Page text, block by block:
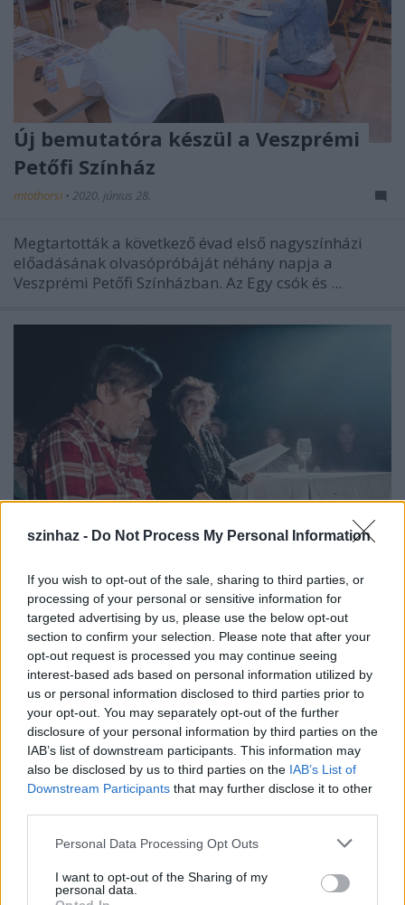
szinhaz - Do Not Process My Personal Information
If you wish to opt-out of the sale, sharing to third parties, or
processing of your personal or sensitive information for
targeted advertising by us, please use the below opt-out
section to confirm your selection. Please note that after your
opt-out request is processed you may continue seeing
interest-based ads based on personal information utilized by
us or personal information disclosed to third parties prior to
your opt-out. You may separately opt-out of the further
disclosure of your personal information by third parties on the
IAB’s list of downstream participants. This information may
also be disclosed by us to third parties on the IAB’s List of
Downstream Participants that may further disclose it to other
Please note that this website/app uses one or more Google
not limited to your visit or usage behaviour. You may click to
grant or deny consent to Google and its third-party tags to
Personal Data Processing Opt Outs
I want to opt-out of the Sharing of my
personal data.
Új bemutatóra készül a Veszprémi
Petőfi Színház
mtothorsi • 2020. június 28.
Megtartották a következő évad első nagyszínházi
előadásának olvasópróbáját néhány napja a
Veszprémi Petőfi Színházban. Az Egy csók és ...
Július 5-én indul a Zsámbéki Nyári
Színház
mtothorsi• 2020. június 26.
A frissen felújított Zichy-kastély sajátos
atmoszférájú, nyitott belső udvarán álló színpadra
tervezik idén az előadások java részét, de lesz ...